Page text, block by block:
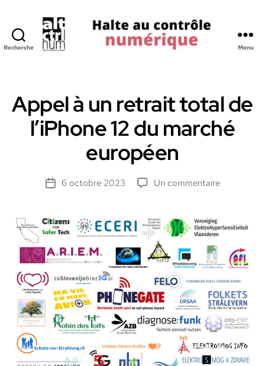
Recherche
Numerique
Menu
Appel à un retrait total de
l’iPhone 12 du marché
européen
Date6 octobre 2023 Un commentairesur
total
de
12
du
marché
européen